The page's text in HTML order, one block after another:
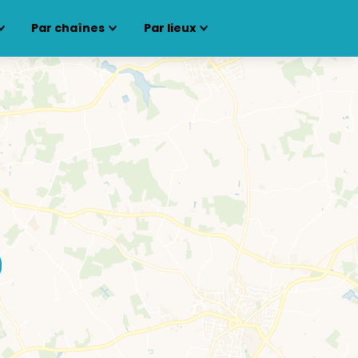
Par chaînes Par lieux